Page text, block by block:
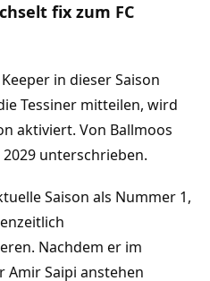
fix zum FC
in dieser Saison
Tessiner mitteilen, wird
aktiviert. Von Ballmoos
unterschrieben.
Saison als Nummer 1,
Nachdem er im
Amir Saipi anstehen